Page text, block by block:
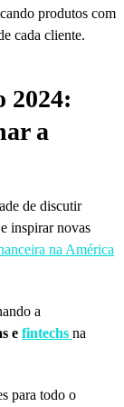
produtos com
cada cliente.
2024:
a
de discutir
inspirar novas
na América
a
e fintechs na
para todo o